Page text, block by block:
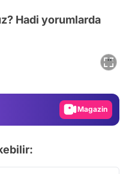
Hadi yorumlarda
Gündem
Video